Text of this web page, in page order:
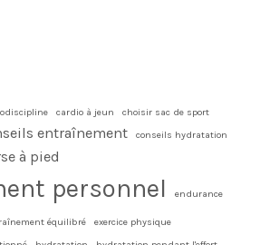
cardio à jeun
choisir sac de sport
entraînement conseils hydratation
à pied
personnel endurance
équilibré
exercice physique